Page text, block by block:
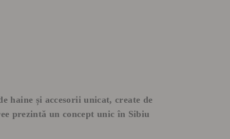
haine și accesorii unicat, create de
prezintă un concept unic în Sibiu